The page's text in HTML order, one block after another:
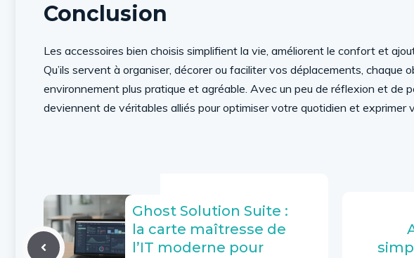
Conclusion
Les accessoires bien choisis simplifient la vie, améliorent le confort et
Qu’ils servent à organiser, décorer ou faciliter vos déplacements, chaque
environnement plus pratique et agréable. Avec un peu de réflexion et de
deviennent de véritables alliés pour optimiser votre quotidien et exprimer
Ghost Solution Suite :
la carte maîtresse de
l’IT moderne pour